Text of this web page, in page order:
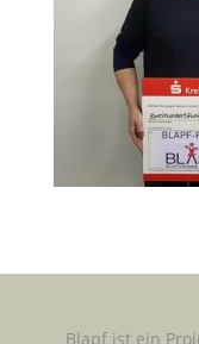
Blapf ist ein